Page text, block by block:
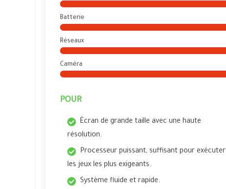
Batterie
Réseaux
Caméra
POUR
Écran de grande taille avec une haute
résolution.
Processeur puissant, suffisant pour exécuter
les jeux les plus exigeants.
Système fluide et rapide.